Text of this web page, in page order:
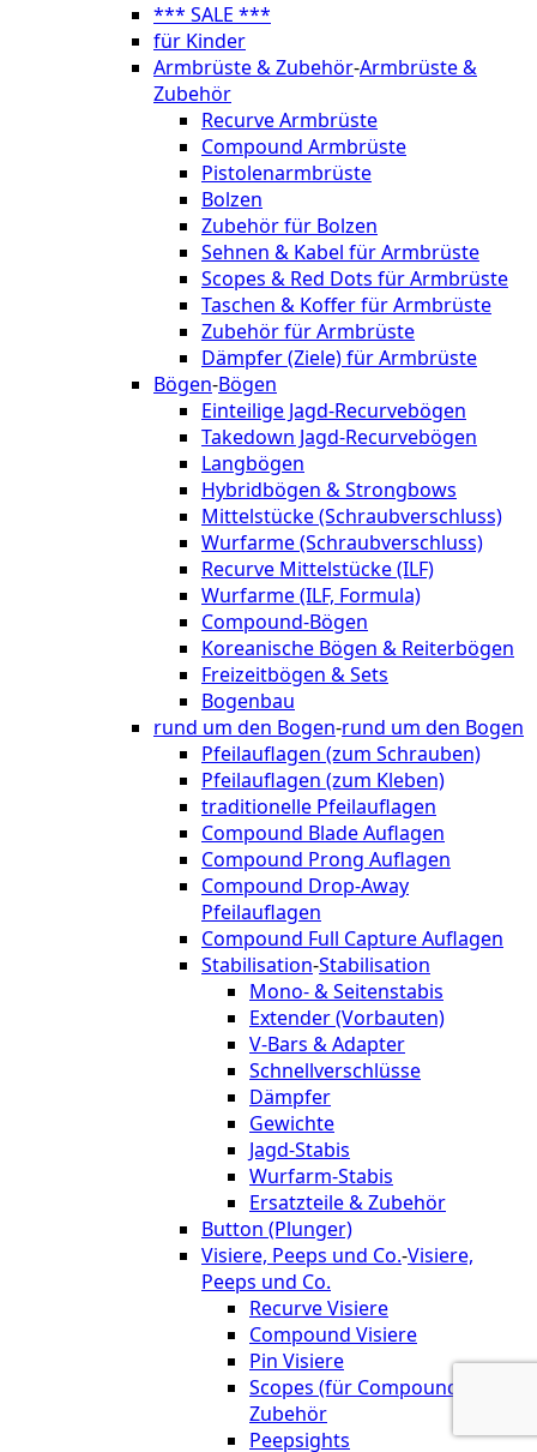
*** SALE ***
für Kinder
Armbrüste & Zubehör-Armbrüste &
Zubehör
Recurve Armbrüste
Compound Armbrüste
Pistolenarmbrüste
Bolzen
Zubehör für Bolzen
Sehnen & Kabel für Armbrüste
Scopes & Red Dots für Armbrüste
Taschen & Koffer für Armbrüste
Zubehör für Armbrüste
Dämpfer (Ziele) für Armbrüste
Bögen-Bögen
Einteilige Jagd-Recurvebögen
Takedown Jagd-Recurvebögen
Langbögen
Hybridbögen & Strongbows
Mittelstücke (Schraubverschluss)
Wurfarme (Schraubverschluss)
Recurve Mittelstücke (ILF)
Wurfarme (ILF, Formula)
Compound-Bögen
Koreanische Bögen & Reiterbögen
Freizeitbögen & Sets
Bogenbau
rund um den Bogen-rund um den Bogen
Pfeilauflagen (zum Schrauben)
Pfeilauflagen (zum Kleben)
traditionelle Pfeilauflagen
Compound Blade Auflagen
Compound Prong Auflagen
Compound Drop-Away
Pfeilauflagen
Compound Full Capture Auflagen
Stabilisation-Stabilisation
Mono- & Seitenstabis
Extender (Vorbauten)
V-Bars & Adapter
Schnellverschlüsse
Dämpfer
Gewichte
Jagd-Stabis
Wurfarm-Stabis
Ersatzteile & Zubehör
Button (Plunger)
Visiere, Peeps und Co.-Visiere,
Peeps und Co.
Recurve Visiere
Compound Visiere
Pin Visiere
Scopes (für Compound) &
Zubehör
Peepsights